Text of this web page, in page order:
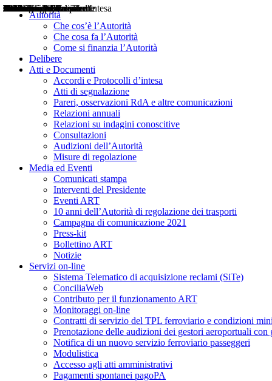
Autorità
Che cos’è l’Autorità
Che cosa fa l’Autorità
Come si finanzia l’Autorità
Delibere
Atti e Documenti
Accordi e Protocolli d’intesa
Atti di segnalazione
Pareri, osservazioni RdA e altre comunicazioni
Relazioni annuali
Relazioni su indagini conoscitive
Consultazioni
Audizioni dell’Autorità
Misure di regolazione
Media ed Eventi
Comunicati stampa
Interventi del Presidente
Eventi ART
10 anni dell’Autorità di regolazione dei trasporti
Campagna di comunicazione 2021
Press-kit
Bollettino ART
Notizie
Servizi on-line
Sistema Telematico di acquisizione reclami (SiTe)
ConciliaWeb
Contributo per il funzionamento ART
Monitoraggi on-line
Contratti di servizio del TPL ferroviario e condizioni
Prenotazione delle audizioni dei gestori aeroportuali con
Notifica di un nuovo servizio ferroviario passeggeri
Modulistica
Accesso agli atti amministrativi
Pagamenti spontanei pagoPA
Delibere
Pareri
Consultazioni
Audizioni
Atti di Segnalazione
Accordi e Protocolli d'Intesa
Relazioni annuali
Misure di regolazione
Notizie
Comunicati Stampa
Bollettini ART
Convegni ART
Interviste del Presidente
Articoli in primo piano
Interventi del Presidente
2004
2005
2010
2013
2014
2015
2016
2017
2018
2019
202
2020
2021
2022
2023
2024
2025
2026
Aereo
Marittimo
Terrestre